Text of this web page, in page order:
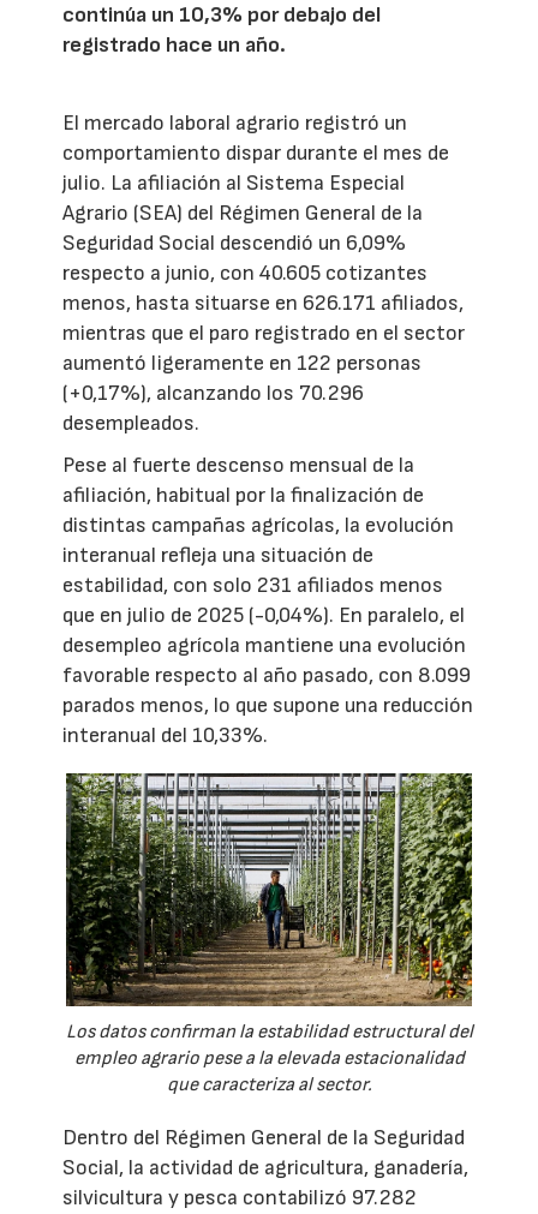
continúa un 10,3% por debajo del
registrado hace un año.
El mercado laboral agrario registró un
comportamiento dispar durante el mes de
julio. La afiliación al Sistema Especial
Agrario (SEA) del Régimen General de la
Seguridad Social descendió un 6,09%
respecto a junio, con 40.605 cotizantes
menos, hasta situarse en 626.171 afiliados,
mientras que el paro registrado en el sector
aumentó ligeramente en 122 personas
(+0,17%), alcanzando los 70.296
desempleados.
Pese al fuerte descenso mensual de la
afiliación, habitual por la finalización de
distintas campañas agrícolas, la evolución
interanual refleja una situación de
estabilidad, con solo 231 afiliados menos
que en julio de 2025 (-0,04%). En paralelo, el
desempleo agrícola mantiene una evolución
favorable respecto al año pasado, con 8.099
parados menos, lo que supone una reducción
interanual del 10,33%.
Los datos confirman la estabilidad estructural del
empleo agrario pese a la elevada estacionalidad
que caracteriza al sector.
Dentro del Régimen General de la Seguridad
Social, la actividad de agricultura, ganadería,
silvicultura y pesca contabilizó 97.282